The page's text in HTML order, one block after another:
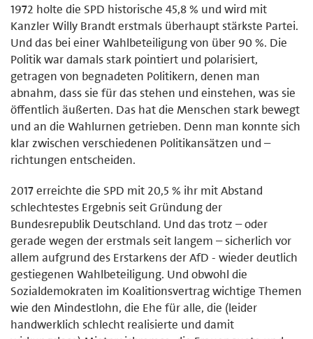
1972 holte die SPD historische 45,8 % und wird mit
Kanzler Willy Brandt erstmals überhaupt stärkste Partei.
Und das bei einer Wahlbeteiligung von über 90 %. Die
Politik war damals stark pointiert und polarisiert,
getragen von begnadeten Politikern, denen man
abnahm, dass sie für das stehen und einstehen, was sie
öffentlich äußerten. Das hat die Menschen stark bewegt
und an die Wahlurnen getrieben. Denn man konnte sich
klar zwischen verschiedenen Politikansätzen und –
richtungen entscheiden.
2017 erreichte die SPD mit 20,5 % ihr mit Abstand
schlechtestes Ergebnis seit Gründung der
Bundesrepublik Deutschland. Und das trotz – oder
gerade wegen der erstmals seit langem – sicherlich vor
allem aufgrund des Erstarkens der AfD - wieder deutlich
gestiegenen Wahlbeteiligung. Und obwohl die
Sozialdemokraten im Koalitionsvertrag wichtige Themen
wie den Mindestlohn, die Ehe für alle, die (leider
handwerklich schlecht realisierte und damit